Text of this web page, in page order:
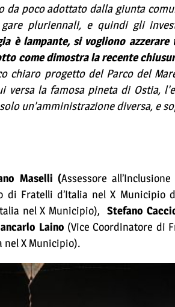
poco adottato dalla giunta
pluriennali, e quindi gli
è lampante, si vogliono
come dimostra la recente
chiaro progetto del Parco del
la famosa pineta di Ostia,
un’amministrazione diversa, e
Maselli (Assessore
di Fratelli d’Italia nel X Municipio
nel X Municipio),Stefano
Laino (Vice Coordinatore di
nel X Municipio).